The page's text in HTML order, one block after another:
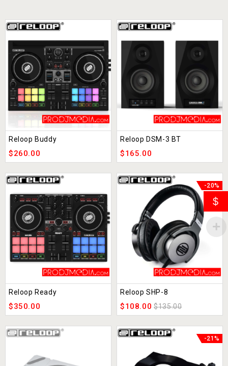
Reloop Buddy
$260.00
Reloop DSM-3 BT
$165.00
Reloop Ready
$350.00
-20%
Reloop SHP-8
$135.00
$108.00
-21%
$